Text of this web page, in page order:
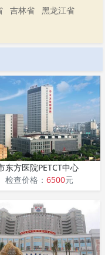
吉林省
黑龙江省
东方医院PETCT中心
检查价格： 6500元